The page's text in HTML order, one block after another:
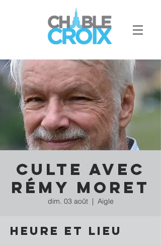
Culte avec
Rémy Moret
dim. 03 août
  |
Aigle
Heure et lieu